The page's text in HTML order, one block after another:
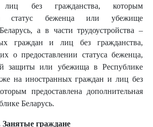
без гражданства, которым
статус беженца или убежище
а в части трудоустройства –
граждан и лиц без гражданства,
о предоставлении статуса беженца,
защиты или убежища в Республике
на иностранных граждан и лиц без
предоставлена дополнительная
Беларусь.
Занятые граждане